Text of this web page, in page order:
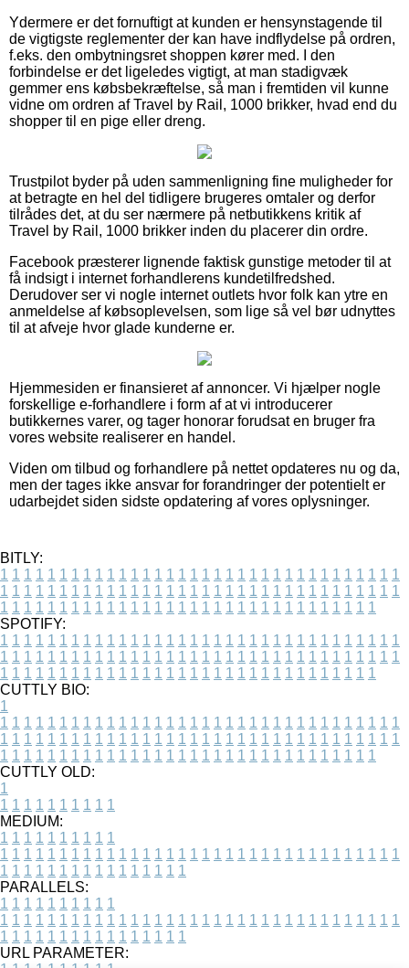
Ydermere er det fornuftigt at kunden er hensynstagende til
de vigtigste reglementer der kan have indflydelse på ordren,
f.eks. den ombytningsret shoppen kører med. I den
forbindelse er det ligeledes vigtigt, at man stadigvæk
gemmer ens købsbekræftelse, så man i fremtiden vil kunne
vidne om ordren af Travel by Rail, 1000 brikker, hvad end du
shopper til en pige eller dreng.
Trustpilot byder på uden sammenligning fine muligheder for
at betragte en hel del tidligere brugeres omtaler og derfor
tilrådes det, at du ser nærmere på netbutikkens kritik af
Travel by Rail, 1000 brikker inden du placerer din ordre.
Facebook præsterer lignende faktisk gunstige metoder til at
få indsigt i internet forhandlerens kundetilfredshed.
Derudover ser vi nogle internet outlets hvor folk kan ytre en
anmeldelse af købsoplevelsen, som lige så vel bør udnyttes
til at afveje hvor glade kunderne er.
Hjemmesiden er finansieret af annoncer. Vi hjælper nogle
forskellige e-forhandlere i form af at vi introducerer
butikkernes varer, og tager honorar forudsat en bruger fra
vores website realiserer en handel.
Viden om tilbud og forhandlere på nettet opdateres nu og da,
men der tages ikke ansvar for forandringer der potentielt er
udarbejdet siden sidste opdatering af vores oplysninger.
BITLY:
1 1 1 1 1 1 1 1 1 1 1 1 1 1 1 1 1 1 1 1 1 1 1 1 1 1 1 1 1 1 1 1 1 1
1 1 1 1 1 1 1 1 1 1 1 1 1 1 1 1 1 1 1 1 1 1 1 1 1 1 1 1 1 1 1 1 1 1
1 1 1 1 1 1 1 1 1 1 1 1 1 1 1 1 1 1 1 1 1 1 1 1 1 1 1 1 1 1 1 1
SPOTIFY:
1 1 1 1 1 1 1 1 1 1 1 1 1 1 1 1 1 1 1 1 1 1 1 1 1 1 1 1 1 1 1 1 1 1
1 1 1 1 1 1 1 1 1 1 1 1 1 1 1 1 1 1 1 1 1 1 1 1 1 1 1 1 1 1 1 1 1 1
1 1 1 1 1 1 1 1 1 1 1 1 1 1 1 1 1 1 1 1 1 1 1 1 1 1 1 1 1 1 1 1
CUTTLY BIO:
1
1 1 1 1 1 1 1 1 1 1 1 1 1 1 1 1 1 1 1 1 1 1 1 1 1 1 1 1 1 1 1 1 1 1
1 1 1 1 1 1 1 1 1 1 1 1 1 1 1 1 1 1 1 1 1 1 1 1 1 1 1 1 1 1 1 1 1 1
1 1 1 1 1 1 1 1 1 1 1 1 1 1 1 1 1 1 1 1 1 1 1 1 1 1 1 1 1 1 1 1
CUTTLY OLD:
1
1 1 1 1 1 1 1 1 1 1
MEDIUM:
1 1 1 1 1 1 1 1 1 1
1 1 1 1 1 1 1 1 1 1 1 1 1 1 1 1 1 1 1 1 1 1 1 1 1 1 1 1 1 1 1 1 1 1
1 1 1 1 1 1 1 1 1 1 1 1 1 1 1 1
PARALLELS:
1 1 1 1 1 1 1 1 1 1
1 1 1 1 1 1 1 1 1 1 1 1 1 1 1 1 1 1 1 1 1 1 1 1 1 1 1 1 1 1 1 1 1 1
1 1 1 1 1 1 1 1 1 1 1 1 1 1 1 1
URL PARAMETER: